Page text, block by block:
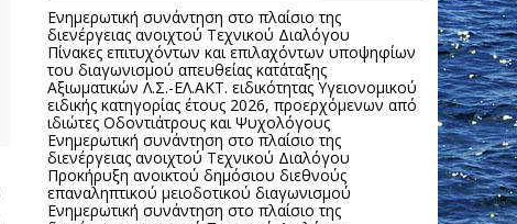
Ενημερωτική συνάντηση στο πλαίσιο της
διενέργειας ανοιχτού Τεχνικού Διαλόγου
Πίνακες επιτυχόντων και επιλαχόντων υποψηφίων
του διαγωνισμού απευθείας κατάταξης
Αξιωματικών Λ.Σ.-ΕΛ.ΑΚΤ. ειδικότητας Υγειονομικού
ειδικής κατηγορίας έτους 2026, προερχόμενων από
ιδιώτες Οδοντιάτρους και Ψυχολόγους
Ενημερωτική συνάντηση στο πλαίσιο της
διενέργειας ανοιχτού Τεχνικού Διαλόγου
Προκήρυξη ανοικτού δημόσιου διεθνούς
επαναληπτικού μειοδοτικού διαγωνισμού
Ενημερωτική συνάντηση στο πλαίσιο της